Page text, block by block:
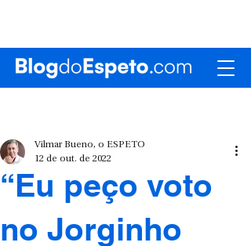
“Eu peço voto
no Jorginho
Vilmar Bueno, o ESPETO
12 de out. de 2022